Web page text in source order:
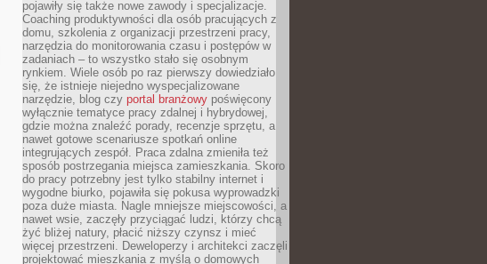
pojawiły się także nowe zawody i specjalizacje.
Coaching produktywności dla osób pracujących z
domu, szkolenia z organizacji przestrzeni pracy,
narzędzia do monitorowania czasu i postępów w
zadaniach – to wszystko stało się osobnym
rynkiem. Wiele osób po raz pierwszy dowiedziało
się, że istnieje niejedno wyspecjalizowane
narzędzie, blog czy portal branżowy poświęcony
wyłącznie tematyce pracy zdalnej i hybrydowej,
gdzie można znaleźć porady, recenzje sprzętu, a
nawet gotowe scenariusze spotkań online
integrujących zespół. Praca zdalna zmieniła też
sposób postrzegania miejsca zamieszkania. Skoro
do pracy potrzebny jest tylko stabilny internet i
wygodne biurko, pojawiła się pokusa wyprowadzki
poza duże miasta. Nagle mniejsze miejscowości, a
nawet wsie, zaczęły przyciągać ludzi, którzy chcą
żyć bliżej natury, płacić niższy czynsz i mieć
więcej przestrzeni. Deweloperzy i architekci zaczęli
projektować mieszkania z myślą o domowych